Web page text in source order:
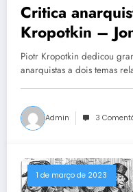
Critica
Kropotkin –
Piotr Kropotkin dedicou
anarquistas a dois temas
Admin 3
1 de março de 2023